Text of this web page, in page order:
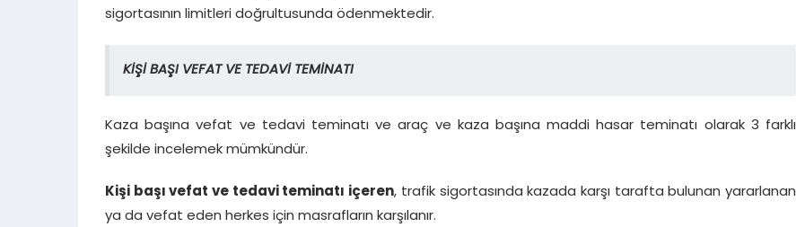
sigortasının limitleri doğrultusunda ödenmektedir.
KİŞİ BAŞI VEFAT VE TEDAVİ TEMİNATI
Kaza başına vefat ve tedavi teminatı ve araç ve kaza başına maddi hasar teminatı olarak 3 farklı
şekilde incelemek mümkündür.
Kişi başı vefat ve tedavi teminatı içeren, trafik sigortasında kazada karşı tarafta bulunan yararlanan
ya da vefat eden herkes için masrafların karşılanır.